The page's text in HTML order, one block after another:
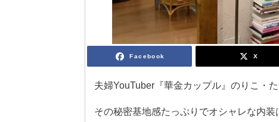
Facebook X
夫婦YouTuber『華金カップル』のりこ・
その秘密基地感たっぷりでオシャレな内